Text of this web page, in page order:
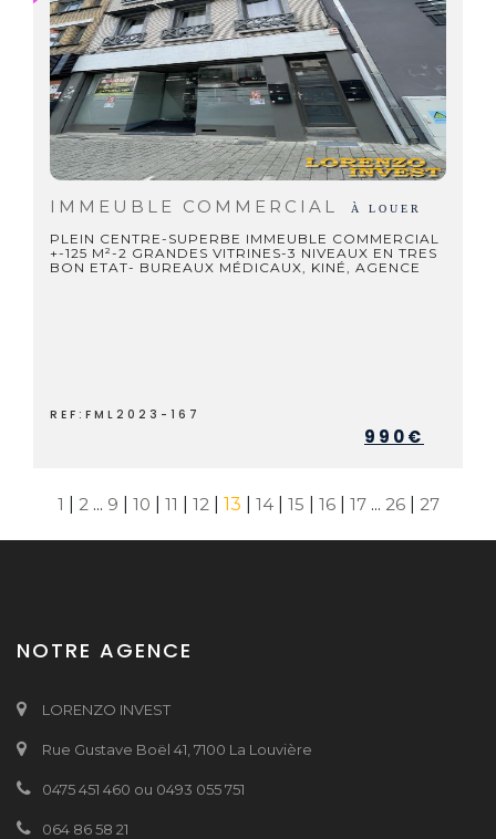
IMMEUBLE COMMERCIAL À LOUER
PLEIN CENTRE-SUPERBE IMMEUBLE COMMERCIAL
+-125 M²-2 GRANDES VITRINES-3 NIVEAUX EN TRES
BON ETAT- BUREAUX MÉDICAUX, KINÉ, AGENCE
REF:FML2023-167
990€
1 2... 9 10 11 12| 13 14| 15 16| 17... 26| 27
NOTRE AGENCE
LORENZO INVEST
Rue Gustave Boël 41, 7100 La Louvière
0475 451 460 ou 0493 055 751
064 86 58 21